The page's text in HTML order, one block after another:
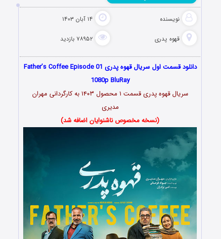
نویسنده ۱۴ آبان ۱۴۰۳
قهوه پدری ۷۸۹۵۲ بازدید
دانلود قسمت اول سریال قهوه پدری Father’s Coffee Episode 01
1080p BluRay
سریال قهوه پدری قسمت ۱ محصول ۱۴۰۳ به کارگردانی مهران
مدیری
(نسخه مخصوص ناشنوایان اضافه شد)